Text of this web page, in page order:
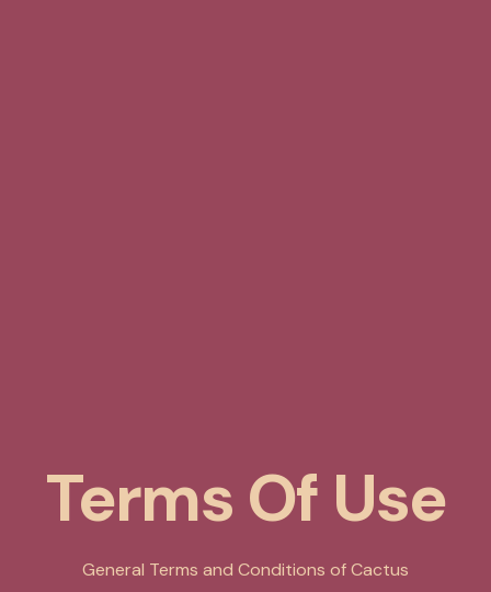
Terms Of Use
General Terms and Conditions of Cactus